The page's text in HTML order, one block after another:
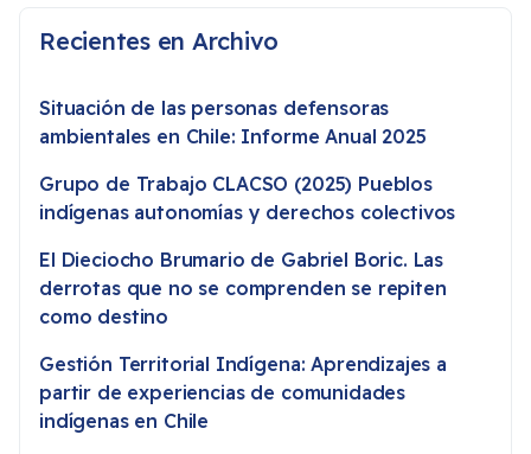
Recientes en Archivo
Situación de las personas defensoras
ambientales en Chile: Informe Anual 2025
Grupo de Trabajo CLACSO (2025) Pueblos
indígenas autonomías y derechos colectivos
El Dieciocho Brumario de Gabriel Boric. Las
derrotas que no se comprenden se repiten
como destino
Gestión Territorial Indígena: Aprendizajes a
partir de experiencias de comunidades
indígenas en Chile